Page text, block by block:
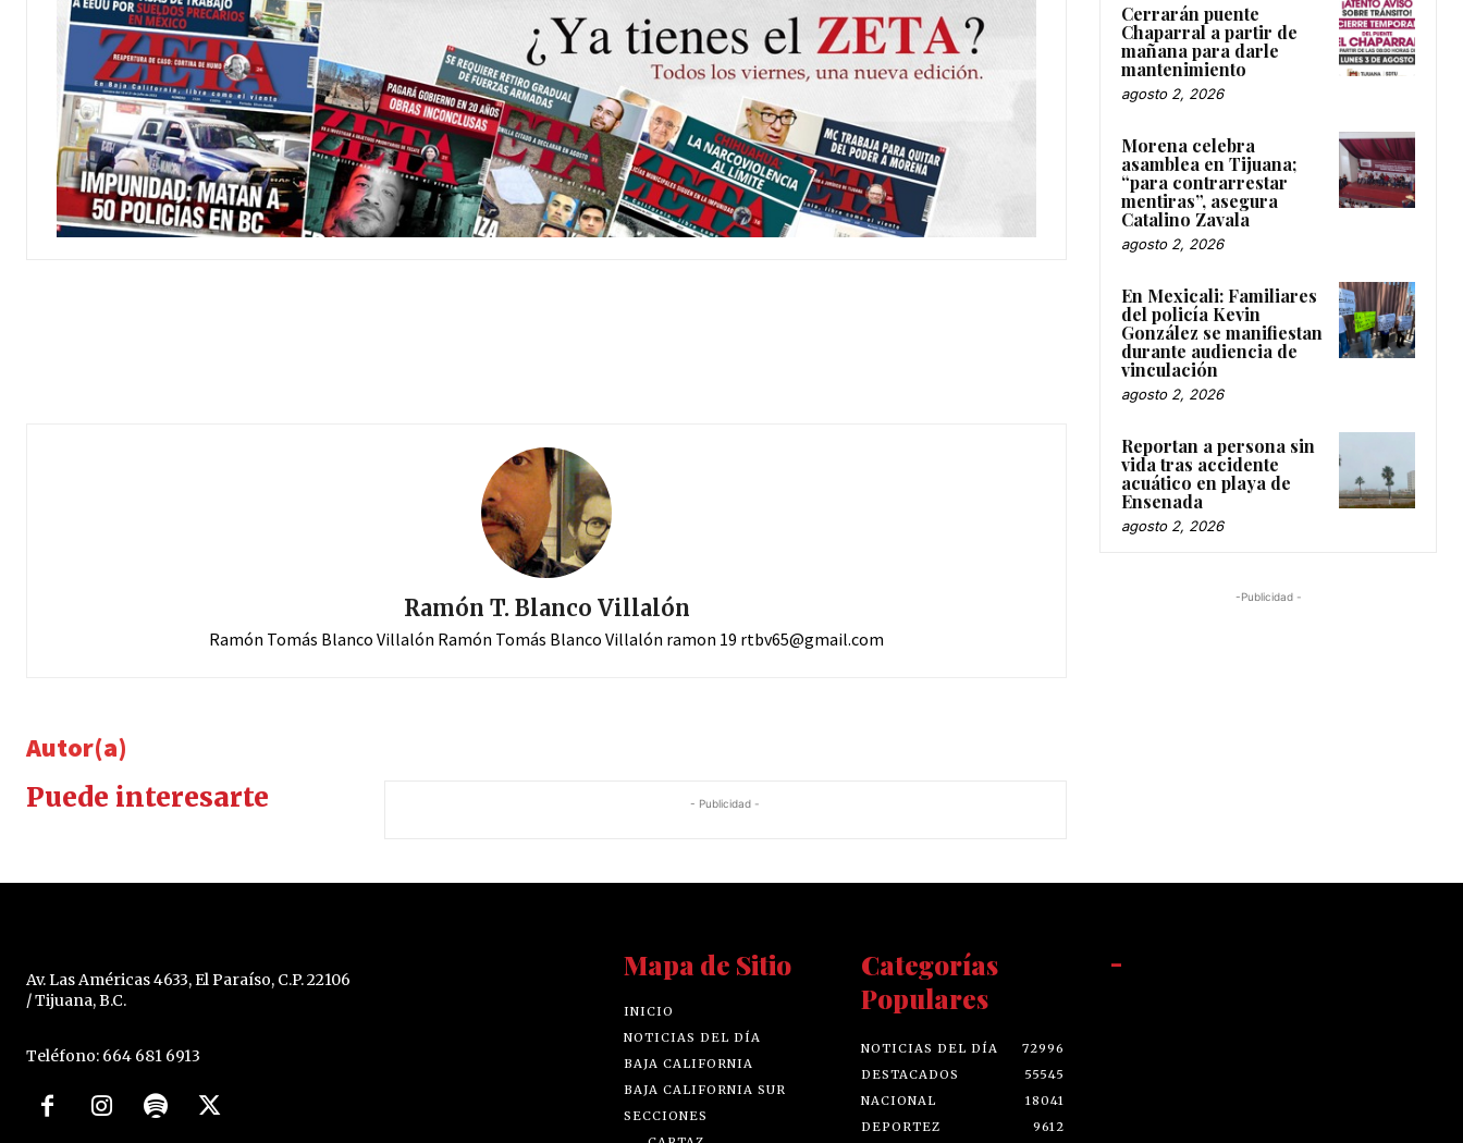
Ramón T. Blanco Villalón
Ramón Tomás Blanco Villalón Ramón Tomás Blanco Villalón ramon 19 rtbv65@gmail.com
Autor(a)
Puede interesarte
- Publicidad -
Cerrarán puente
Chaparral a partir de
mañana para darle
mantenimiento
agosto 2, 2026
Morena celebra
asamblea en Tijuana;
“para contrarrestar
mentiras”, asegura
Catalino Zavala
agosto 2, 2026
En Mexicali: Familiares
del policía Kevin
González se manifiestan
durante audiencia de
vinculación
agosto 2, 2026
Reportan a persona sin
vida tras accidente
acuático en playa de
Ensenada
agosto 2, 2026
-Publicidad -
Av. Las Américas 4633, El Paraíso, C.P. 22106
/ Tijuana, B.C.
Teléfono: 664 681 6913
Mapa de Sitio
INICIO
NOTICIAS DEL DÍA
BAJA CALIFORNIA
BAJA CALIFORNIA SUR
SECCIONES
Categorías
Populares
NOTICIAS DEL DÍA
72996
DESTACADOS
55545
NACIONAL
18041
DEPORTEZ
9612
-